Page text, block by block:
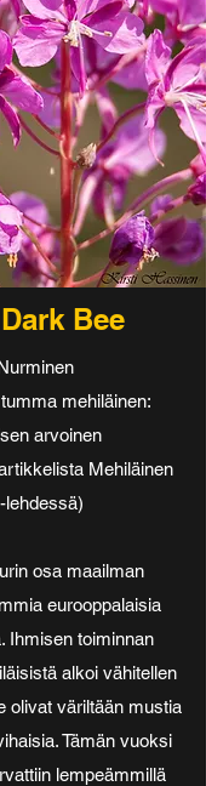
Bee
mehiläinen:
arvoinen
Mehiläinen
lehdessä)
osa maailman
eurooppalaisia
Ihmisen toiminnan
alkoi vähitellen
olivat väriltään mustia
Tämän vuoksi
lempeämmillä